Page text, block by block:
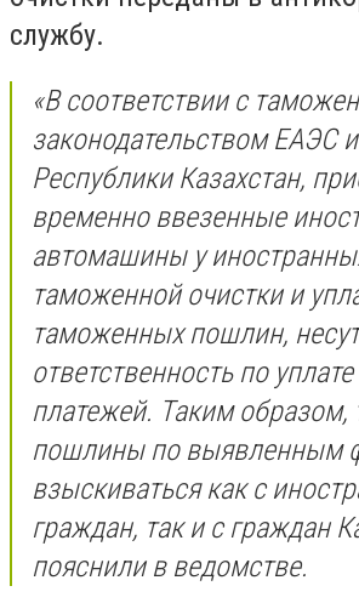
службу.
«В соответствии с
законодательством ЕАЭС
Республики Казахстан,
временно ввезенные
автомашины у
таможенной очистки и
таможенных пошлин,
ответственность по
платежей. Таким
пошлины по выявленным
взыскиваться как с
граждан, так и с граждан
пояснили в ведомстве.